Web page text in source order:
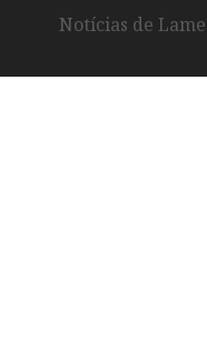
Notícias de